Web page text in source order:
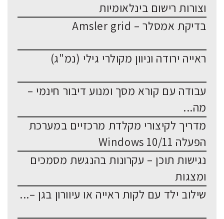
וצורות רישום בינלאומיות
בדיקת אמסלר – Amsler grid
ראייה ירודה וניוון מקולרי גילי (נמ"ג)
עבודה עם קורא מסך ומנוע דיבור חינמי –
מה...
מדריך לקיצורי מקלדת מרכזיים במערכת
הפעלה Windows 10/11
נגישות תוכן – עקרונות בהנגשת מסמכים
ומצגות
שילוב ילד עם לקות ראייה או עיוורון בגן –...